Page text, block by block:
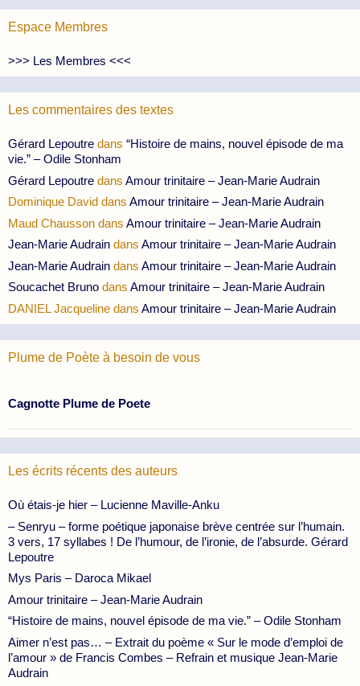
Espace Membres
>>> Les Membres <<<
Les commentaires des textes
Gérard Lepoutre dans “Histoire de mains, nouvel épisode de ma
vie.” – Odile Stonham
Gérard Lepoutre dans Amour trinitaire – Jean-Marie Audrain
Dominique David dans Amour trinitaire – Jean-Marie Audrain
Maud Chausson dans Amour trinitaire – Jean-Marie Audrain
Jean-Marie Audrain dans Amour trinitaire – Jean-Marie Audrain
Jean-Marie Audrain dans Amour trinitaire – Jean-Marie Audrain
Soucachet Bruno dans Amour trinitaire – Jean-Marie Audrain
DANIEL Jacqueline dans Amour trinitaire – Jean-Marie Audrain
Plume de Poète à besoin de vous
Cagnotte Plume de Poete
Les écrits récents des auteurs
Où étais-je hier – Lucienne Maville-Anku
– Senryu – forme poétique japonaise brève centrée sur l’humain.
3 vers, 17 syllabes ! De l’humour, de l’ironie, de l’absurde. Gérard
Lepoutre
Mys Paris – Daroca Mikael
Amour trinitaire – Jean-Marie Audrain
“Histoire de mains, nouvel épisode de ma vie.” – Odile Stonham
Aimer n’est pas… – Extrait du poème « Sur le mode d’emploi de
l’amour » de Francis Combes – Refrain et musique Jean-Marie
Audrain